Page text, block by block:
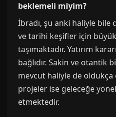
beklemeli miyim?
İbradı, şu anki haliyle
ve tarihi keşifler için
taşımaktadır. Yatırım
bağlıdır. Sakin ve otantik
mevcut haliyle de
projeler ise geleceğe
etmektedir.